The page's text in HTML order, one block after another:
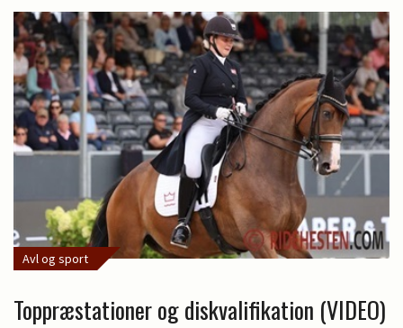
Avl og sport
Toppræstationer og diskvalifikation (VIDEO)